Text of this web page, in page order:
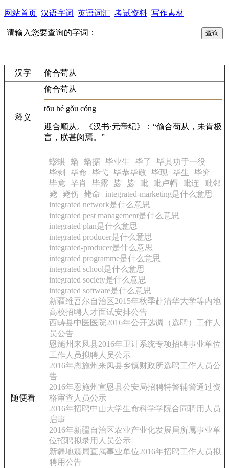
网站首页 汉语字词 英语词汇 考试资料 写作素材
请输入您要查询的字词：
汉字 偷合苟从
释义
偷合苟从
tōu hé gǒu cóng
迎合顺从。《汉书·元帝纪》：“偷合苟从，未肯极
言，朕甚闵焉。”
随便看
蟛蜞 蟠 蟠据 毕业生 毕了
毕其功于一役
毕剥
毕命 毕弋 毕恭毕敬 毕现 毕生
毕究
毕竟
毕肖 毕露 毖 毖 毗 毗卢帽 毗连
毗邻
毙 毙伤 毙命
integrated-marketing是什么意思
integrated network是什么意思
integrated pest management是什么意思
integrated plan是什么意思
integrated producer是什么意思
integrated-producer是什么意思
integrated programme是什么意思
integrated school是什么意思
integrated society是什么意思
integrated software是什么意思
新疆维吾尔自治区2015年秋季赴清华大学等内地
高校招聘人才面试安排公告
西畴县中医医院2016年公开选调（选聘）工作人
员公告
恩施州来凤县2016年卫计系统专项招聘事业单位
工作人员拟聘人员公示
2016年恩施州来凤县乡镇财政所选聘工作人员公
告
2016年恩施州宣恩县公安局招聘特警辅警通过资
格审查人员公示
2016年招聘中山大学生命科学学院合同聘用人员
启事
2016年新疆自治区农业产业化发展局所属事业单
位招聘拟录用人员公示
新疆地震局直属事业单位2016年招聘工作人员拟
聘用公告